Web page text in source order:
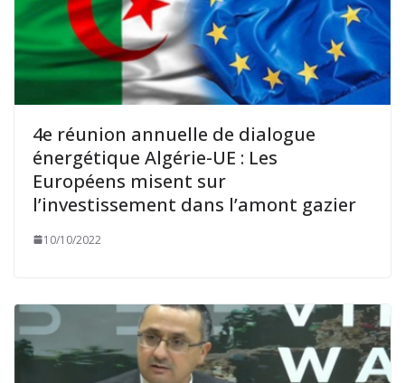
4e réunion annuelle de dialogue
énergétique Algérie-UE : Les
Européens misent sur
l’investissement dans l’amont gazier
10/10/2022